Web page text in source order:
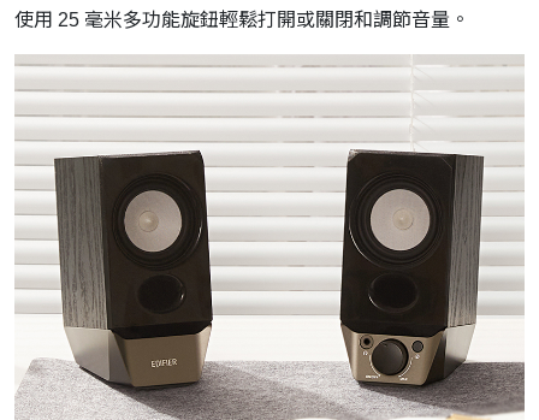
使用 25 毫米多功能旋鈕輕鬆打開或關閉和調節音量。